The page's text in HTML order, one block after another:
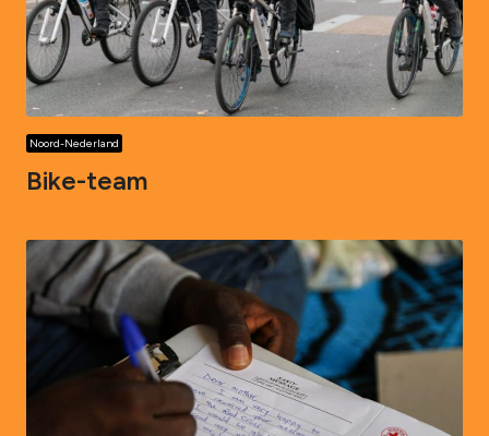
Noord-Nederland
Bike-team